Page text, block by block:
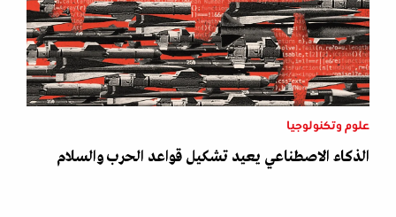
علوم وتكنولوجيا
الذكاء الاصطناعي يعيد تشكيل قواعد الحرب والسلام